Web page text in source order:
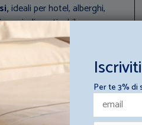
ideali per hotel, alberghi,
indimenticabile.
rifiniti con orli affinché si
e della durata.
o angolo
e una federa a
Per te 3% di